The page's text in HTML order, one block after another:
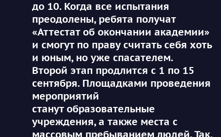
до 10. Когда все испытания
преодолены, ребята получат
«Аттестат об окончании академии»
и смогут по праву считать себя хоть
и юным, но уже спасателем.
Второй этап продлится с 1 по 15
сентября. Площадками проведения
мероприятий
станутобразовательные
учреждения, а также места с
массовым пребыванием людей. Так,